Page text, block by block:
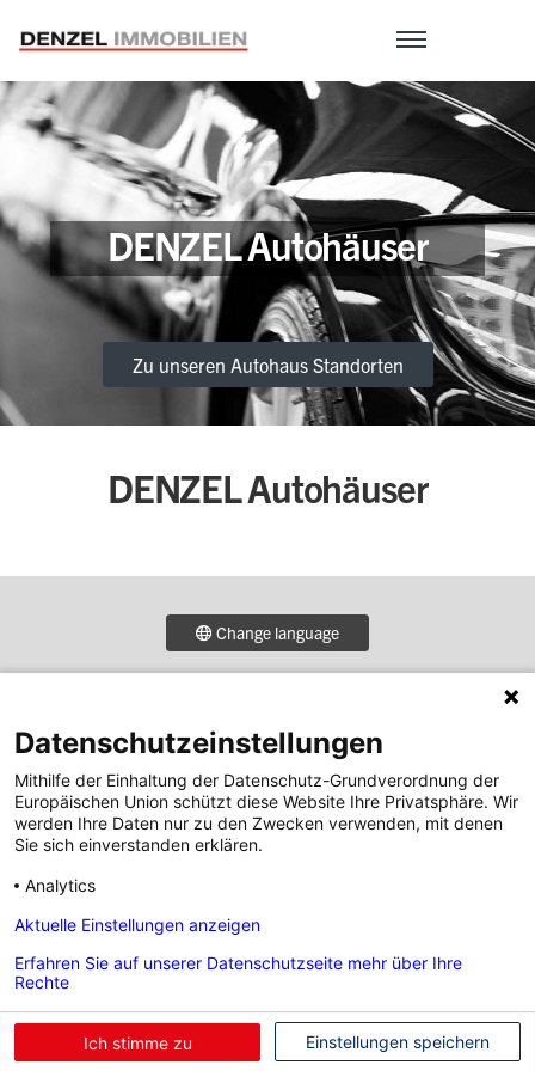
Inhalt
DENZEL Autohäuser
Zu unseren Autohaus Standorten
DENZEL Autohäuser
Change language
Menü
1
Zitta
Simscha
Footer
Menü
2
DENZEL Gruppe
DENZEL Bank
Denzel auf Social Media
Footer
Social
Links
Footer
Kontakt|Impressum|Rechtliche Informationen &
Datenschutz
Datenschutzeinstellungen
Mithilfe der Einhaltung der Datenschutz-Grundverordnung der
Europäischen Union schützt diese Website Ihre Privatsphäre. Wir
werden Ihre Daten nur zu den Zwecken verwenden, mit denen
Sie sich einverstanden erklären.
Analytics
Ich stimme zu
Aktuelle Einstellungen anzeigen
Erfahren Sie auf unserer Datenschutzseite mehr über Ihre
Rechte
Einstellungen speichern